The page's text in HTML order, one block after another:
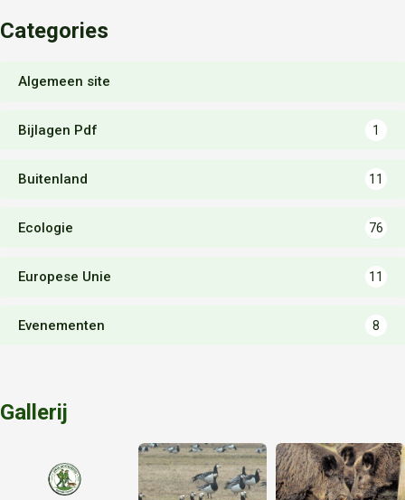
Categories
Algemeen site
Bijlagen Pdf 1
Buitenland 11
Ecologie 76
Europese Unie 11
Evenementen 8
Gallerij